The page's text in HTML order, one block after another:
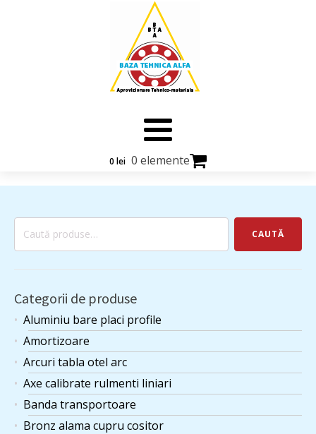
0 lei 0 elemente
Caută
CAUTĂ
Categorii de produse
Aluminiu bare placi profile
Amortizoare
Arcuri tabla otel arc
Axe calibrate rulmenti liniari
Banda transportoare
Bronz alama cupru cositor